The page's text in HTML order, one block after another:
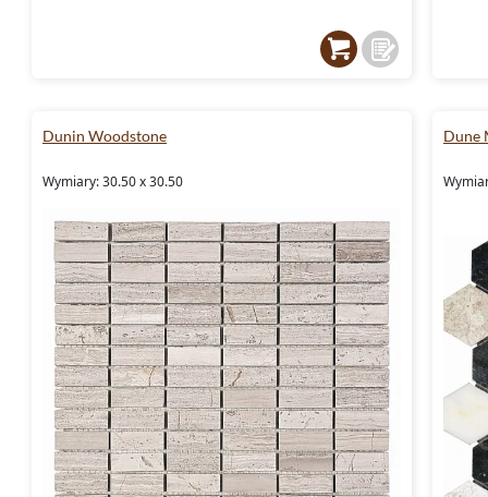
Dunin Woodstone
Wymiary: 30.50 x 30.50
Dune